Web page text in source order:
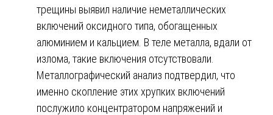
трещины выявил наличие неметаллических
включений оксидного типа, обогащенных
алюминием и кальцием. В теле металла, вдали от
излома, такие включения отсутствовали.
Металлографический анализ подтвердил, что
именно скопление этих хрупких включений
послужило концентратором напряжений и